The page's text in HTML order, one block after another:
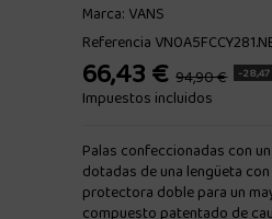
Marca: VANS
Referencia
66,43 € 94,90 € -
Impuestos incluidos
Palas confeccionadas con
dotadas de una lengüeta
protectora doble para un